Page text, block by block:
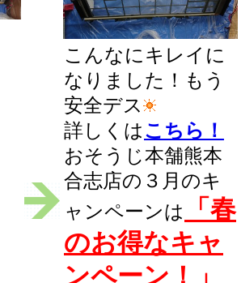
こんなにキレイに
なりました！もう
安全デス
詳しくはこちら！
おそうじ本舗熊本
合志店の３月のキ
ャンペーンは
「春
のお得なキャ
ンペーン！」